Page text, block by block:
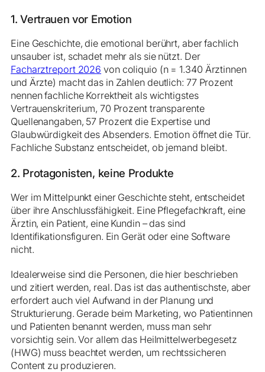
1. Vertrauen vor Emotion
Eine Geschichte, die emotional berührt, aber fachlich
unsauber ist, schadet mehr als sie nützt. Der
Facharztreport 2026 von coliquio (n = 1.340 Ärztinnen
und Ärzte) macht das in Zahlen deutlich: 77 Prozent
nennen fachliche Korrektheit als wichtigstes
Vertrauenskriterium, 70 Prozent transparente
Quellenangaben, 57 Prozent die Expertise und
Glaubwürdigkeit des Absenders. Emotion öffnet die Tür.
Fachliche Substanz entscheidet, ob jemand bleibt.
2. Protagonisten, keine Produkte
Wer im Mittelpunkt einer Geschichte steht, entscheidet
über ihre Anschlussfähigkeit. Eine Pflegefachkraft, eine
Ärztin, ein Patient, eine Kundin – das sind
Identifikationsfiguren. Ein Gerät oder eine Software
nicht.
Idealerweise sind die Personen, die hier beschrieben
und zitiert werden, real. Das ist das authentischste, aber
erfordert auch viel Aufwand in der Planung und
Strukturierung. Gerade beim Marketing, wo Patientinnen
und Patienten benannt werden, muss man sehr
vorsichtig sein. Vor allem das Heilmittelwerbegesetz
(HWG) muss beachtet werden, um rechtssicheren
Content zu produzieren.